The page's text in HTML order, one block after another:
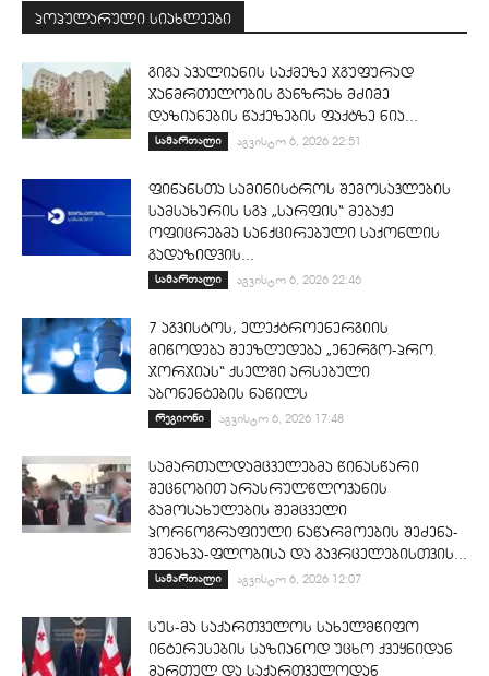
პოპულარული სიახლეები
გიგა ავალიანის საქმეზე ჯგუფურად
ჯანმრთელობის განზრახ მძიმე
დაზიანების წაქეზების ფაქტზე ნია...
სამართალი აგვისტო 6, 2026 22:51
ფინანსთა სამინისტროს შემოსავლების
სამსახურის სგპ „სარფის“ მებაჟე
ოფიცრებმა სანქცირებული საქონლის
გადაზიდვის...
სამართალი აგვისტო 6, 2026 22:46
7 აგვისტოს, ელექტროენერგიის
მიწოდება შეეზღუდება „ენერგო-პრო
ჯორჯიას“ ქსელში არსებული
აბონენტების ნაწილს
რეგიონი აგვისტო 6, 2026 17:48
სამართალდამცველებმა წინასწარი
შეცნობით არასრულწლოვანის
გამოსახულების შემცველი
პორნოგრაფიული ნაწარმოების შეძენა-
შენახვა-ფლობისა და გავრცელებისთვის...
სამართალი აგვისტო 6, 2026 12:07
სუს-მა საქართველოს სახელმწიფო
ინტერესების საზიანოდ უცხო ქვეყნიდან
მართულ და საქართველოდან